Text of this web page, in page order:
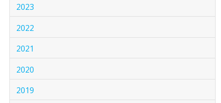
2023
2022
2021
2020
2019